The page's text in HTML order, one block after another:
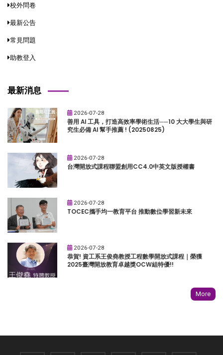
校外問卷
最新公告
常見問題
助教登入
最新消息
2026-07-28
善用 AI 工具，打造高效率學術生活──10 大大學生與研
究生必備 AI 幫手推薦 ! (20250825)
2026-07-28
台灣開放式課程聯盟創用CC4.0中英文版授權書
2026-07-28
TOCEC攜手均一教育平台 推動數位學習新未來
2026-07-28
恭賀! 資工系王俊堯教授工程數學開放式課程｜榮獲
2025臺灣開放教育卓越獎OCW組特優!!
More